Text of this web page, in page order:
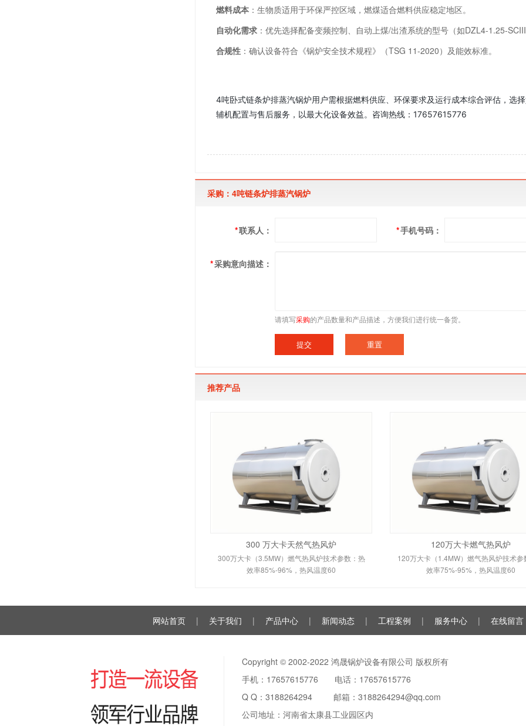
燃料成本 ：生物质适用于环保严控区域，燃煤适合燃料供应稳定地区。
自动化需求 ：优先选择配备变频控制、自动上煤/出渣系统的型号（如DZL4-1.25-
合规性 ：确认设备符合《锅炉安全技术规程》（TSG 11-2020）及能效标准。
4吨卧式链条炉排蒸汽锅炉用户需根据燃料供应、环保要求及运行成本综合评估，选
辅机配置与售后服务，以最大化设备效益。咨询热线：17657615776
采购：4吨链条炉排蒸汽锅炉
*联系人： *手机号码：
*采购意向描述：
请填写采购的产品数量和产品描述，方便我们进行统一备货。
推荐产品
300 万大卡天然气热风炉
300万大卡（3.5MW）燃气热风炉技术参数：热
效率85%-96%，热风温度60
120万大卡燃气热风炉
120万大卡（1.4MW）燃气热风炉技术参
效率75%-95%，热风温度60
网站首页 | 关于我们 | 产品中心 | 新闻动态 | 工程案例 | 服务中心 | 在线留言
Copyright © 2002-2022 鸿晟锅炉设备有限公司 版权所有
手机：17657615776 电话：17657615776
Q Q： 3188264294 邮箱：3188264294@qq.com
公司地址：河南省太康县工业园区内